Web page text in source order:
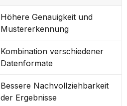
Höhere Genauigkeit und
Mustererkennung
Kombination verschiedener
Datenformate
Bessere Nachvollziehbarkeit
der Ergebnisse